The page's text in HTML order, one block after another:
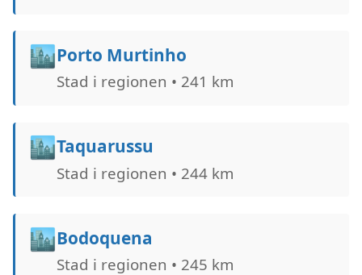
🏙️Porto Murtinho
Stad i regionen • 241 km
🏙️Taquarussu
Stad i regionen • 244 km
🏙️Bodoquena
Stad i regionen • 245 km